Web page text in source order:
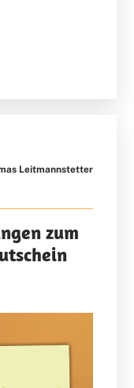
Leitmannstetter
zum